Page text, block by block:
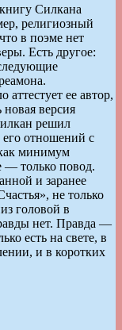
Силкана
религиозный
в поэме нет
Есть другое:
ее автор,
версия
решил
его отношений с
минимум
— только повод.
и заранее
не только
головой в
нет. Правда —
есть на свете, в
и в коротких